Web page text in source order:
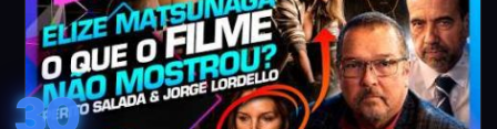
30